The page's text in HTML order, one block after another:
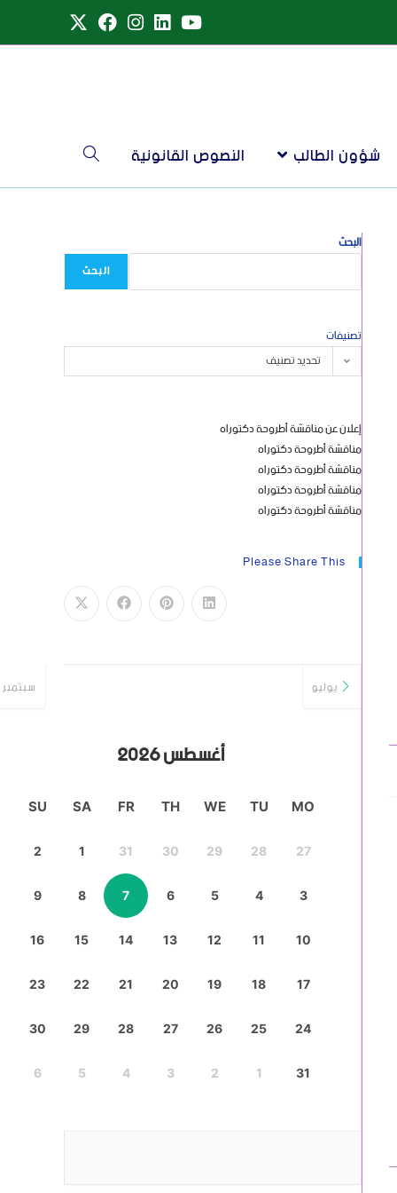
شؤون الطالب النصوص القانونية
البحث
البحث
تصنيفات
تحديد تصنيف
إعلان عن مناقشة أطروحة دكتوراه
مناقشة أطروحة دكتوراه
مناقشة أطروحة دكتوراه
مناقشة أطروحة دكتوراه
مناقشة أطروحة دكتوراه
Please Share This
يوليو
أغسطس 2026
سبتمبر
MO
TU
WE
TH
FR
SA
SU
27
28
29
30
31
1
2
3
4
5
6
7
8
9
10
11
12
13
14
15
16
17
18
19
20
21
22
23
24
25
26
27
28
29
30
31
1
2
3
4
5
6